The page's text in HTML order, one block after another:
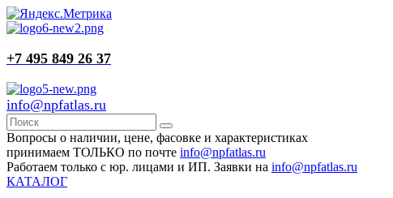
+7 495 849 26 37
info@npfatlas.ru
Вопросы о наличии, цене, фасовке и характеристиках
принимаем ТОЛЬКО по почте info@npfatlas.ru
Работаем только с юр. лицами и ИП. Заявки на info@npfatlas.ru
КАТАЛОГ